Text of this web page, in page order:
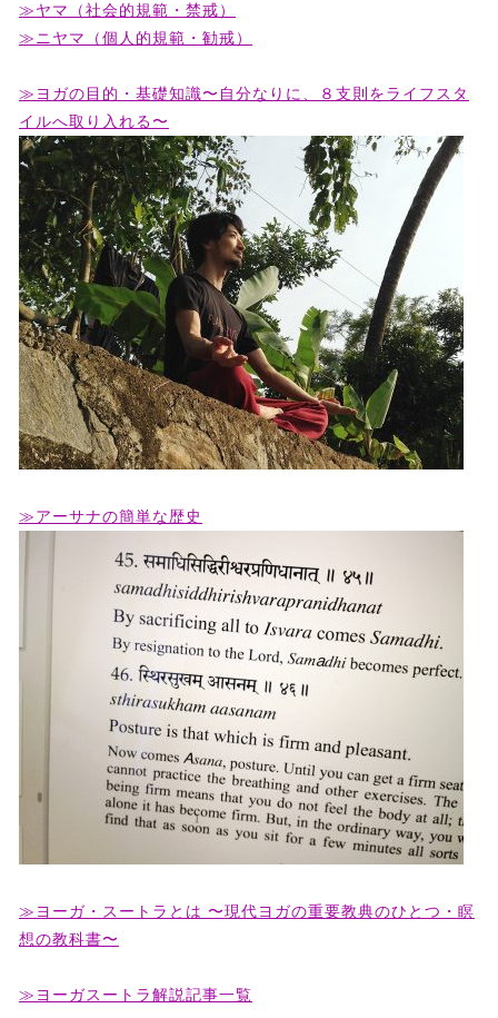
≫ヤマ（社会的規範・禁戒）
≫ニヤマ（個人的規範・勧戒）
≫ヨガの目的・基礎知識〜自分なりに、８支則をライフスタ
イルへ取り入れる〜
≫アーサナの簡単な歴史
≫ヨーガ・スートラとは 〜現代ヨガの重要教典のひとつ・瞑
想の教科書〜
≫ヨーガスートラ解説記事一覧